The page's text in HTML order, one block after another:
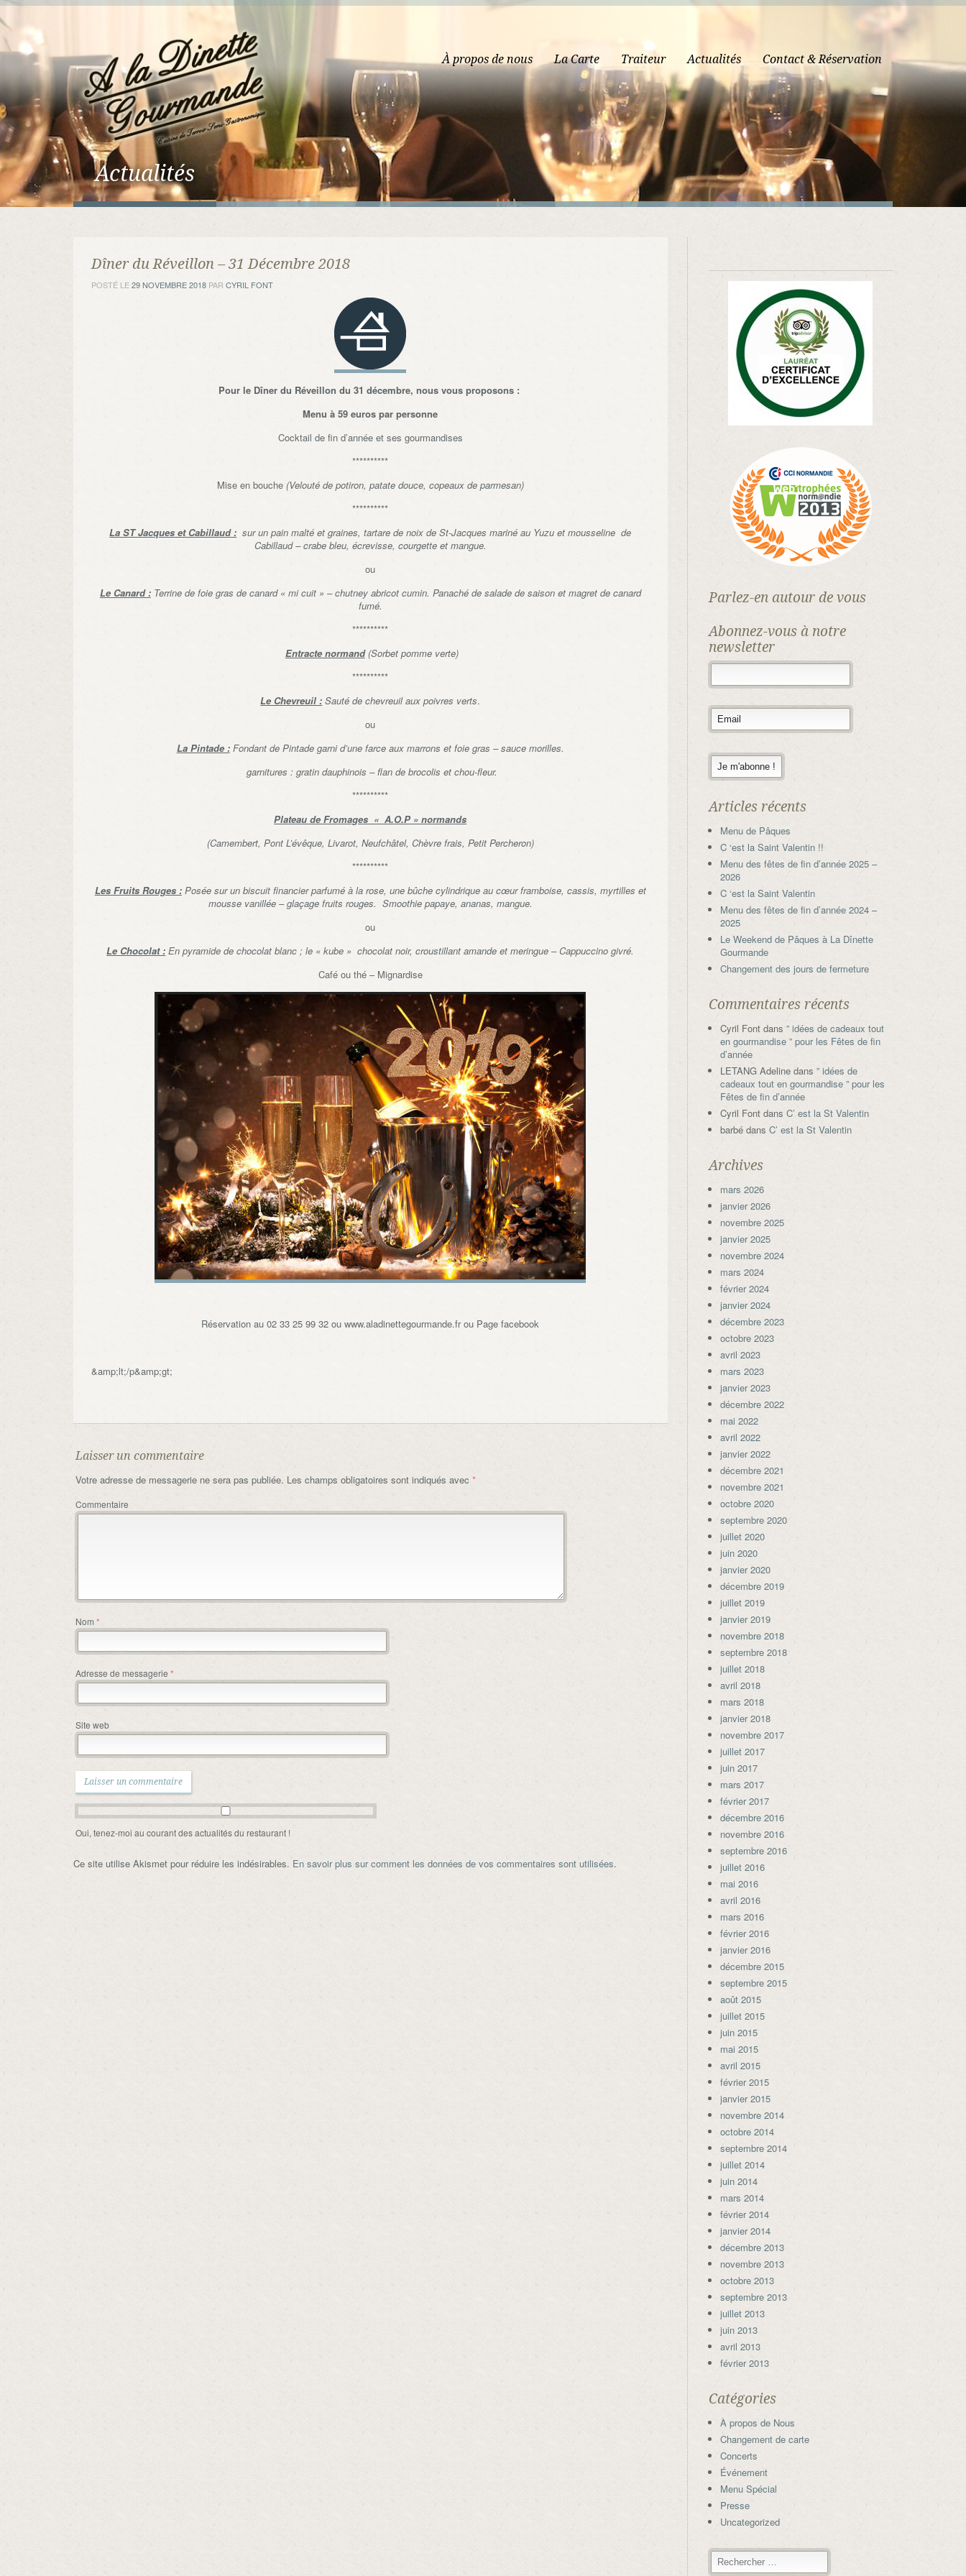
À propos de nous La Carte Traiteur Actualités Contact & Réservation
Actualités
Dîner du Réveillon – 31 Décembre 2018
POSTÉ LE29 NOVEMBRE 2018 PAR CYRIL FONT
Pour le Dîner du Réveillon du 31 décembre, nous vous proposons :
Menu à 59 euros par personne
Cocktail de fin d’année et ses gourmandises
**********
Mise en bouche(Velouté de potiron, patate douce, copeaux de parmesan)
**********
La ST Jacques et Cabillaud : sur un pain malté et graines, tartare de noix de St-Jacques mariné au Yuzu et mousseline de
Cabillaud – crabe bleu, écrevisse, courgette et mangue.
ou
Le Canard : Terrine de foie gras de canard « mi cuit » – chutney abricot cumin. Panaché de salade de saison et magret de canard
fumé.
**********
Entracte normand (Sorbet pomme verte)
**********
Le Chevreuil : Sauté de chevreuil aux poivres verts.
ou
La Pintade : Fondant de Pintade garni d’une farce aux marrons et foie gras – sauce morilles.
garnitures : gratin dauphinois – flan de brocolis et chou-fleur.
**********
Plateau de Fromages « A.O.P » normands
(Camembert, Pont L’évêque, Livarot, Neufchâtel, Chèvre frais, Petit Percheron)
**********
Les Fruits Rouges : Posée sur un biscuit financier parfumé à la rose, une bûche cylindrique au cœur framboise, cassis, myrtilles et
mousse vanillée – glaçage fruits rouges. Smoothie papaye, ananas, mangue.
ou
Le Chocolat : En pyramide de chocolat blanc ; le « kube » chocolat noir, croustillant amande et meringue – Cappuccino givré.
Café ou thé – Mignardise
Réservation au 02 33 25 99 32 ou www.aladinettegourmande.fr ou Page facebook
&amp;lt;/p&amp;gt;
Laisser un commentaire
Votre adresse de messagerie ne sera pas publiée. Les champs obligatoires sont indiqués avec *
Commentaire
Nom *
Adresse de messagerie *
Site web
Oui, tenez-moi au courant des actualités du restaurant !
Ce site utilise Akismet pour réduire les indésirables. En savoir plus sur comment les données de vos commentaires sont utilisées.
Parlez-en autour de vous
Abonnez-vous à notre
newsletter
Articles récents
Menu de Pâques
C ‘est la Saint Valentin !!
Menu des fêtes de fin d’année 2025 –
2026
C ‘est la Saint Valentin
Menu des fêtes de fin d’année 2024 –
2025
Le Weekend de Pâques à La Dînette
Gourmande
Changement des jours de fermeture
Commentaires récents
Cyril Fontdans ” idées de cadeaux tout
en gourmandise ” pour les Fêtes de fin
d’année
LETANG Adelinedans ” idées de
cadeaux tout en gourmandise ” pour les
Fêtes de fin d’année
Cyril Fontdans C’ est la St Valentin
barbédans C’ est la St Valentin
Archives
mars 2026
janvier 2026
novembre 2025
janvier 2025
novembre 2024
mars 2024
février 2024
janvier 2024
décembre 2023
octobre 2023
avril 2023
mars 2023
janvier 2023
décembre 2022
mai 2022
avril 2022
janvier 2022
décembre 2021
novembre 2021
octobre 2020
septembre 2020
juillet 2020
juin 2020
janvier 2020
décembre 2019
juillet 2019
janvier 2019
novembre 2018
septembre 2018
juillet 2018
avril 2018
mars 2018
janvier 2018
novembre 2017
juillet 2017
juin 2017
mars 2017
février 2017
décembre 2016
novembre 2016
septembre 2016
juillet 2016
mai 2016
avril 2016
mars 2016
février 2016
janvier 2016
décembre 2015
septembre 2015
août 2015
juillet 2015
juin 2015
mai 2015
avril 2015
février 2015
janvier 2015
novembre 2014
octobre 2014
septembre 2014
juillet 2014
juin 2014
mars 2014
février 2014
janvier 2014
décembre 2013
novembre 2013
octobre 2013
septembre 2013
juillet 2013
juin 2013
avril 2013
février 2013
Catégories
À propos de Nous
Changement de carte
Concerts
Événement
Menu Spécial
Presse
Uncategorized